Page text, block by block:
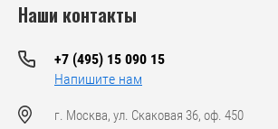
Наши контакты
+7 (495) 15 090 15
Напишите нам
г. Москва, ул. Скаковая 36, оф. 450